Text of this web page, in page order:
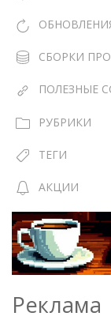
СБОРКИ
ПОЛЕЗНЫЕ
РУБРИКИ
ТЕГИ
АКЦИИ
Реклама